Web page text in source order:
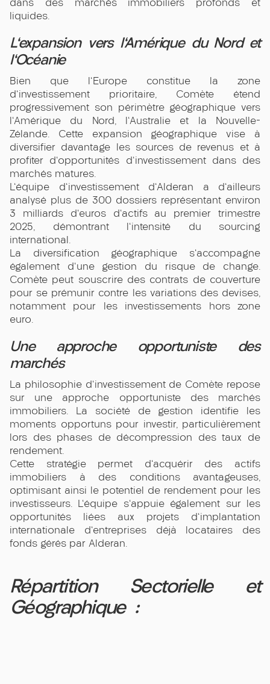
dans des marchés immobiliers profonds et
liquides.
L'expansion vers l'Amérique du Nord et
l'Océanie
Bien que l'Europe constitue la zone
d'investissement prioritaire, Comète étend
progressivement son périmètre géographique vers
l'Amérique du Nord, l'Australie et la Nouvelle-
Zélande. Cette expansion géographique vise à
diversifier davantage les sources de revenus et à
profiter d'opportunités d'investissement dans des
marchés matures.
L'équipe d'investissement d'Alderan a d'ailleurs
analysé plus de 300 dossiers représentant environ
3 milliards d'euros d'actifs au premier trimestre
2025, démontrant l'intensité du sourcing
international.
La diversification géographique s'accompagne
également d'une gestion du risque de change.
Comète peut souscrire des contrats de couverture
pour se prémunir contre les variations des devises,
notamment pour les investissements hors zone
euro.
Une approche opportuniste des
marchés
La philosophie d'investissement de Comète repose
sur une approche opportuniste des marchés
immobiliers. La société de gestion identifie les
moments opportuns pour investir, particulièrement
lors des phases de décompression des taux de
rendement.
Cette stratégie permet d'acquérir des actifs
immobiliers à des conditions avantageuses,
optimisant ainsi le potentiel de rendement pour les
investisseurs. L'équipe s'appuie également sur les
opportunités liées aux projets d'implantation
internationale d'entreprises déjà locataires des
fonds gérés par Alderan.
Répartition Sectorielle et
Géographique :